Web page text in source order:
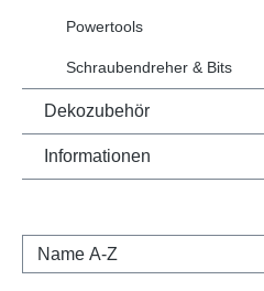
Powertools
Schraubendreher & Bits
Dekozubehör
Informationen